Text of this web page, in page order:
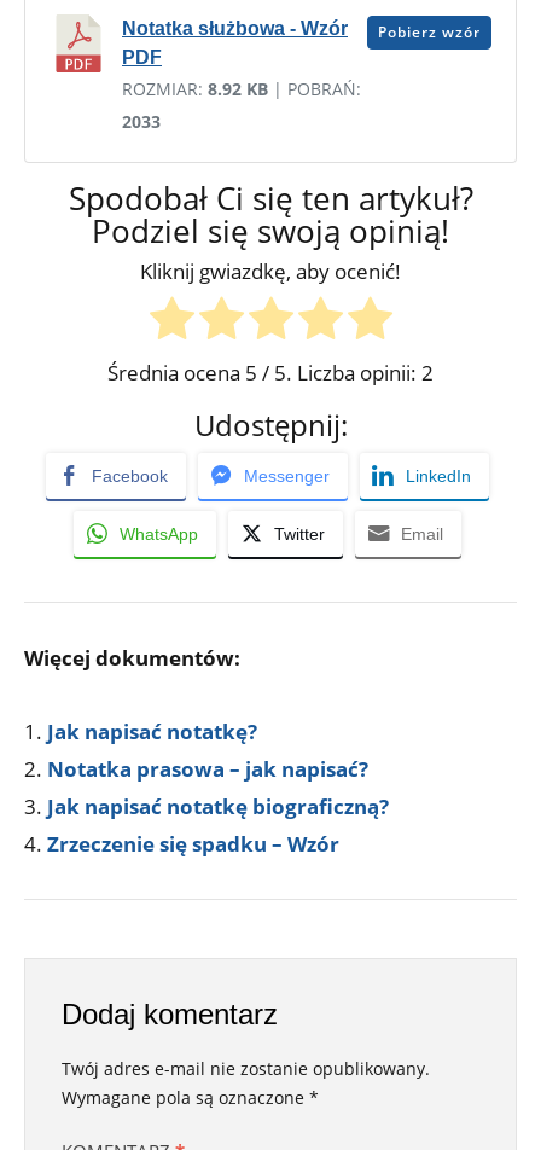
Notatka służbowa - Wzór
PDF
ROZMIAR: 8.92 KB | POBRAŃ:
2033
Pobierz wzór
Spodobał Ci się ten artykuł?
Podziel się swoją opinią!
Kliknij gwiazdkę, aby ocenić!
Średnia ocena 5 / 5. Liczba opinii: 2
Udostępnij:
Facebook Messenger LinkedIn
WhatsApp Twitter Email
Więcej dokumentów:
Jak napisać notatkę?
Notatka prasowa – jak napisać?
Jak napisać notatkę biograficzną?
Zrzeczenie się spadku – Wzór
Dodaj komentarz
Twój adres e-mail nie zostanie opublikowany.
Wymagane pola są oznaczone *